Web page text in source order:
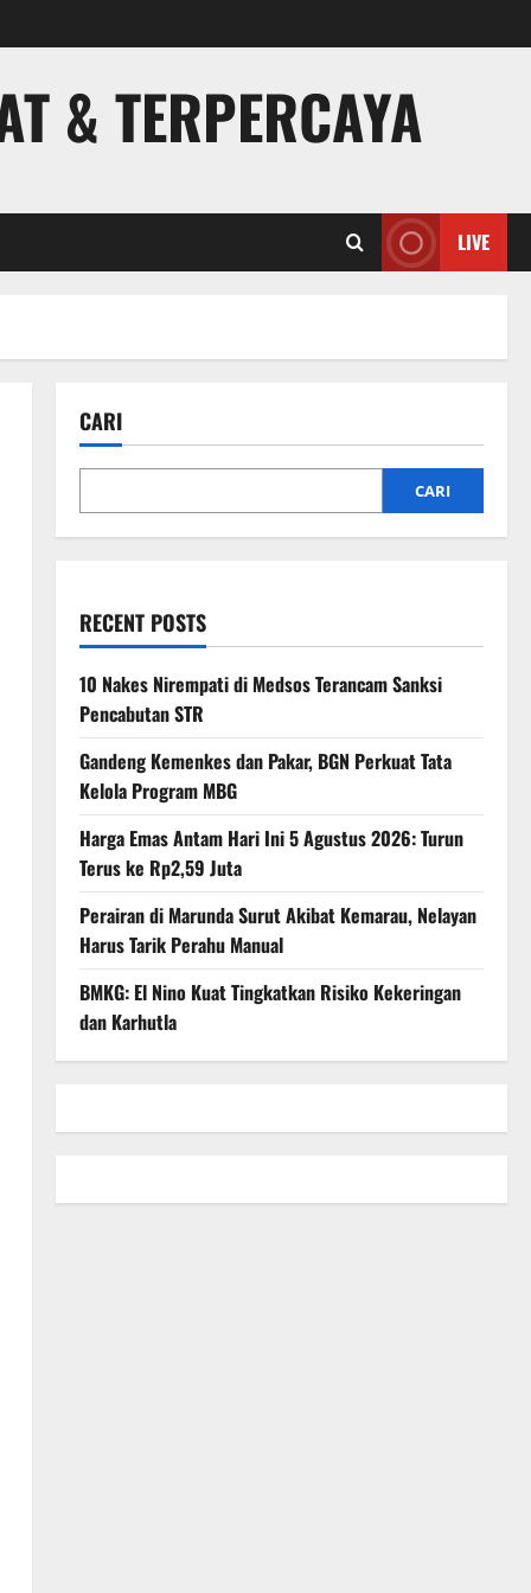
& TERPERCAYA
LIVE
CARI
CARI
RECENT POSTS
10 Nakes Nirempati di Medsos Terancam Sanksi
Pencabutan STR
Gandeng Kemenkes dan Pakar, BGN Perkuat Tata
Kelola Program MBG
Harga Emas Antam Hari Ini 5 Agustus 2026: Turun
Terus ke Rp2,59 Juta
Perairan di Marunda Surut Akibat Kemarau, Nelayan
Harus Tarik Perahu Manual
BMKG: El Nino Kuat Tingkatkan Risiko Kekeringan
dan Karhutla